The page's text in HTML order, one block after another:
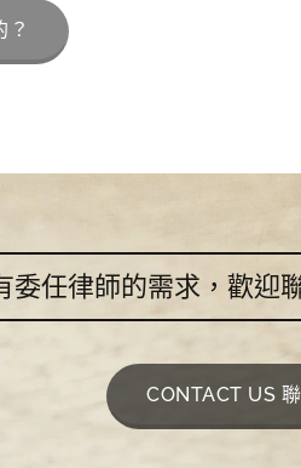
？
委任律師的需求，歡迎
CONTACT US